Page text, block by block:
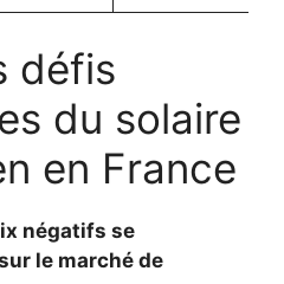
défis
du solaire
en France
négatifs se
le marché de